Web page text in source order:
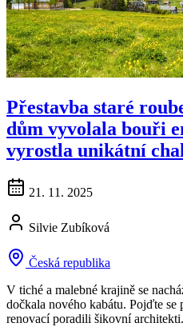
Přestavba staré
dům vyvolala bouři
vyrostla unikátní
21. 11. 2025
Silvie Zubíková
Česká republika
V tiché a malebné krajině se
dočkala nového kabátu. Pojďte
renovací poradili šikovní architekti.